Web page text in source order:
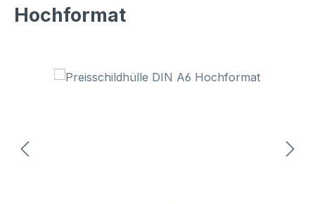
Hochformat
Bildergalerie überspringen